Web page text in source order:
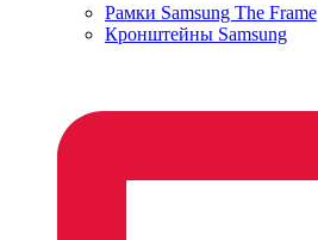
Рамки Samsung The Frame
Кронштейны Samsung